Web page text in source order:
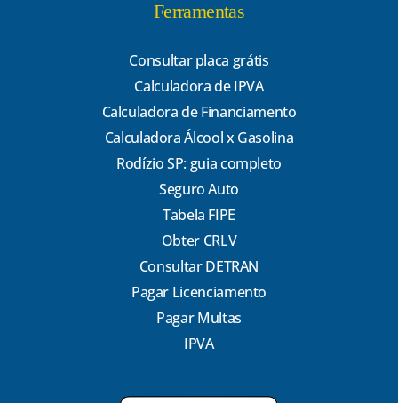
Ferramentas
Consultar placa grátis
Calculadora de IPVA
Calculadora de Financiamento
Calculadora Álcool x Gasolina
Rodízio SP: guia completo
Seguro Auto
Tabela FIPE
Obter CRLV
Consultar DETRAN
Pagar Licenciamento
Pagar Multas
IPVA